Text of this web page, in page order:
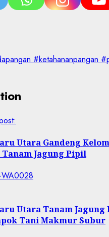
#ketahananpangan
Utara Gandeng
Jagung Pipil
Utara Tanam Jagung
Tani Makmur Subur